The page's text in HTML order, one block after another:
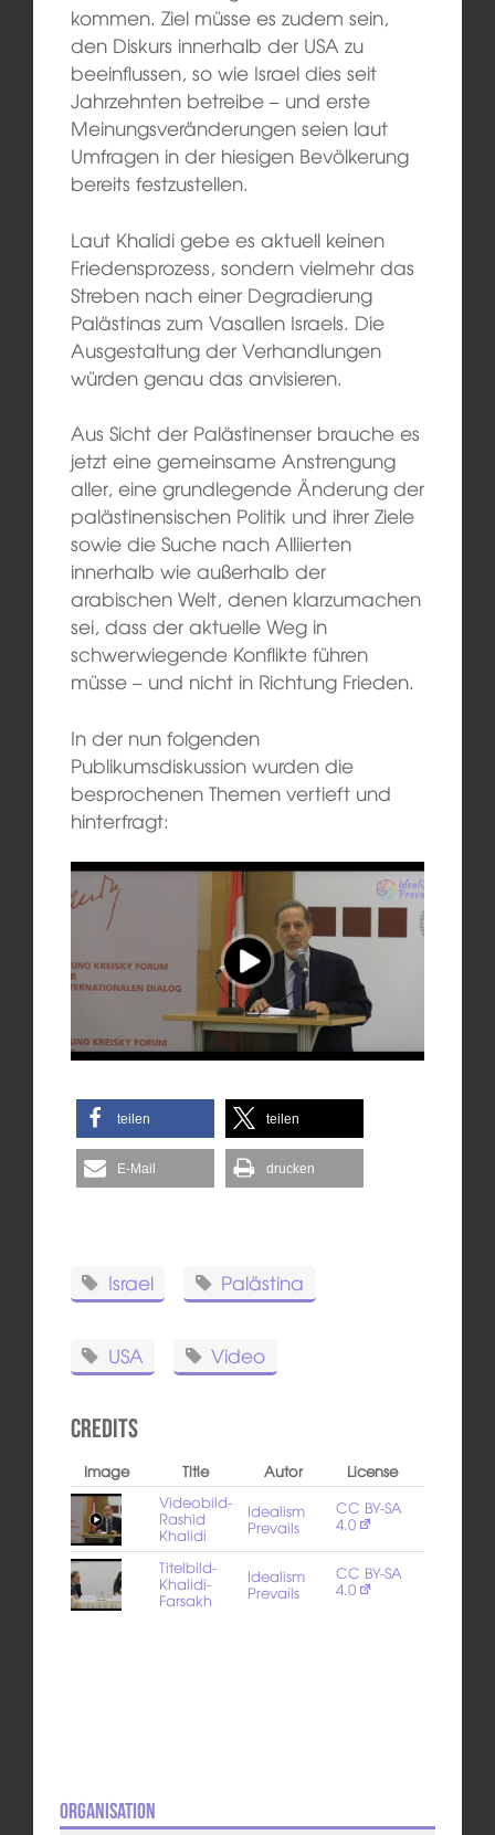
kommen. Ziel müsse es zudem sein,
den Diskurs innerhalb der USA zu
beeinflussen, so wie Israel dies seit
Jahrzehnten betreibe – und erste
Meinungsveränderungen seien laut
Umfragen in der hiesigen Bevölkerung
bereits festzustellen.
Laut Khalidi gebe es aktuell keinen
Friedensprozess, sondern vielmehr das
Streben nach einer Degradierung
Palästinas zum Vasallen Israels. Die
Ausgestaltung der Verhandlungen
würden genau das anvisieren.
Aus Sicht der Palästinenser brauche es
jetzt eine gemeinsame Anstrengung
aller, eine grundlegende Änderung der
palästinensischen Politik und ihrer Ziele
sowie die Suche nach Alliierten
innerhalb wie außerhalb der
arabischen Welt, denen klarzumachen
sei, dass der aktuelle Weg in
schwerwiegende Konflikte führen
müsse – und nicht in Richtung Frieden.
In der nun folgenden
Publikumsdiskussion wurden die
besprochenen Themen vertieft und
hinterfragt:
teilen teilen
E-Mail drucken
Israel Palästina
USA Video
Credits
Image Title Autor
License
Videobild-
Rashid
Khalidi
Idealism
Prevails
CC BY-SA
4.0
Titelbild-
Khalidi-
Farsakh
Idealism
Prevails
CC BY-SA
4.0
Organisation